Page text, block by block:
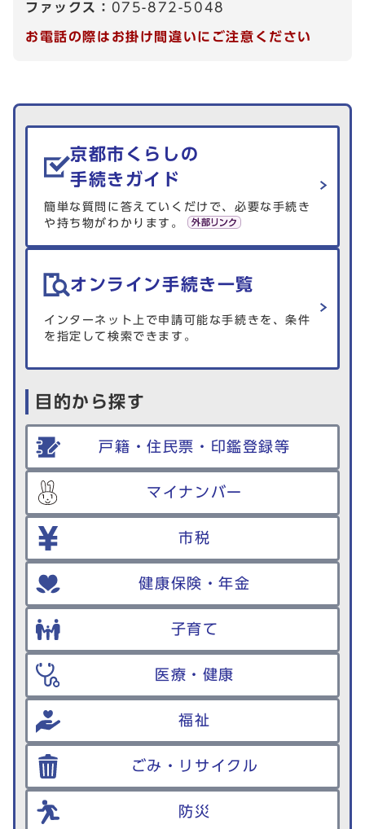
ファックス： 075-872-5048
お電話の際はお掛け間違いにご注意ください
生活情報を探す
京都市くらしの
手続きガイド
簡単な質問に答えていくだけで、必要な手続き
や持ち物がわかります。
オンライン手続き一覧
インターネット上で申請可能な手続きを、条件
を指定して検索できます。
目的から探す
戸籍・住民票・印鑑登録等
マイナンバー
市税
健康保険・年金
子育て
医療・健康
福祉
ごみ・リサイクル
防災